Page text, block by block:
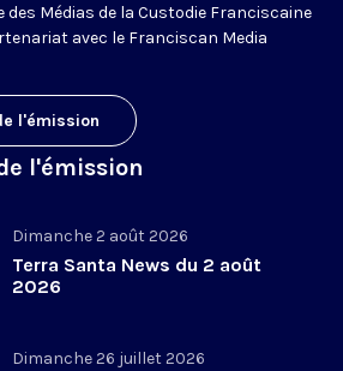
des Médias de la Custodie Franciscaine
avec le Franciscan Media
l'émission
l'émission
Dimanche 2 août 2026
Terra Santa News du 2 août
2026
Dimanche 26 juillet 2026